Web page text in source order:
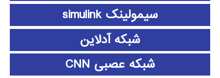
سیمولینک simulink
شبکه آدلاین
شبکه عصبی CNN